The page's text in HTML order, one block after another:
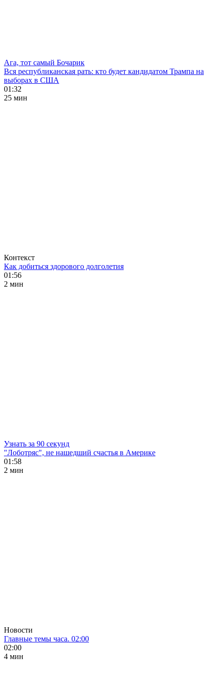
Ага, тот самый Бочарик
Вся республиканская рать: кто будет кандидатом Трампа на
выборах в США
01:32
25 мин
Контекст
Как добиться здорового долголетия
01:56
2 мин
Узнать за 90 секунд
"Лоботряс", не нашедший счастья в Америке
01:58
2 мин
Новости
Главные темы часа. 02:00
02:00
4 мин